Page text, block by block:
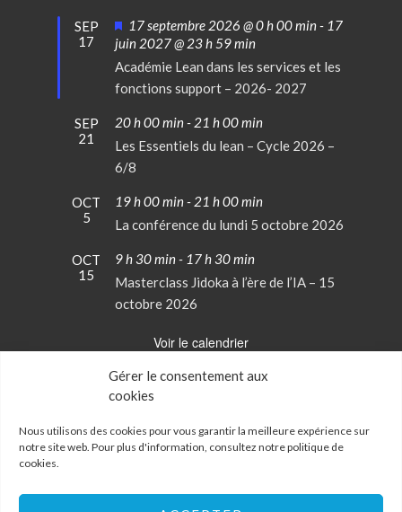
Gérer le consentement aux
cookies
Nous utilisons des cookies pour vous garantir la meilleure expérience sur
notre site web. Pour plus d'information, consultez notrepolitique de
cookies.
SEP
17
Mis
en
avant
17 septembre 2026 @ 0 h 00 min- 17
juin 2027 @ 23 h 59 min
Académie Lean dans les services et les
fonctions support – 2026- 2027
SEP
21
20 h 00 min- 21 h 00 min
Les Essentiels du lean – Cycle 2026 –
6/8
OCT
5
19 h 00 min- 21 h 00 min
La conférence du lundi 5 octobre 2026
OCT
15
9 h 30 min- 17 h 30 min
Masterclass Jidoka à l’ère de l’IA – 15
octobre 2026
Voir le calendrier
Politique de confidentialité